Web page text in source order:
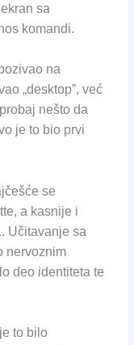
sa
komandi.
na
„desktop”, već
nešto da
je to bio prvi
se
a kasnije i
Učitavanje sa
nervoznim
deo identiteta te
to bilo